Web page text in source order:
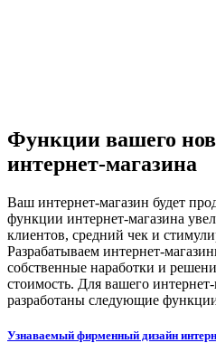
Функции вашего
интернет-магазина
Ваш интернет-магазин будет
функции интернет-магазина
клиентов, средний чек и
Разрабатываем интернет-
собственные наработки и
стоимость. Для вашего
разработаны следующие
Узнаваемый фирменный дизайн